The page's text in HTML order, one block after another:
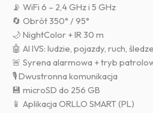
📡 WiFi 6 – 2,4 GHz i 5 GHz
🔄 Obrót 350° / 95°
🌙 NightColor + IR 30 m
🤖 AI IVS: ludzie, pojazdy, ruch,
🚨 Syrena alarmowa + tryb
🎙️ Dwustronna komunikacja
💾 microSD do 256 GB
📱 Aplikacja ORLLO SMART (PL)